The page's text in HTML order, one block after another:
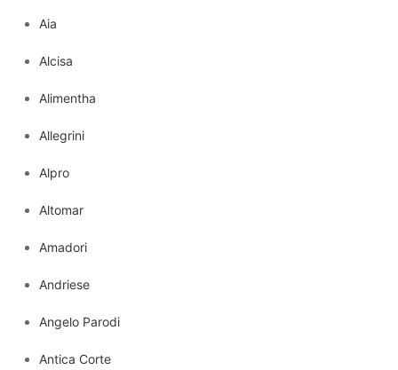
Aia
Alcisa
Alimentha
Allegrini
Alpro
Altomar
Amadori
Andriese
Angelo Parodi
Antica Corte